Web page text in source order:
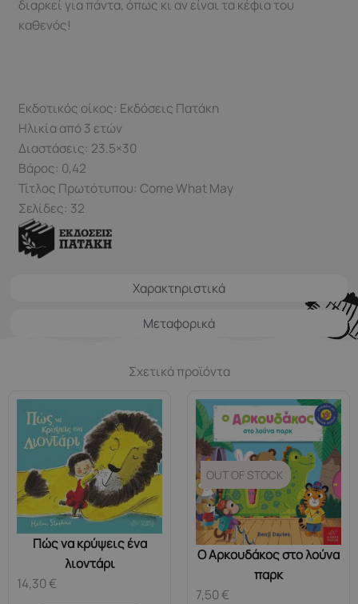
Χαρακτηριστικά
Μεταφορικά
διαρκεί για πάντα, όπως κι αν είναι τα κέφια του
καθενός!
Εκδοτικός οίκος: Εκδόσεις Πατάκη
Ηλικία από 3 ετών
Διαστάσεις: 23.5×30
Βάρος: 0,42
Τίτλος Πρωτότυπου: Come What May
Σελίδες: 32
Σχετικά προϊόντα
Πώς να κρύψεις ένα
λιοντάρι
14,30€
Ο Aρκουδάκος στο λούνα
παρκ
OUT OF STOCK
7,50€